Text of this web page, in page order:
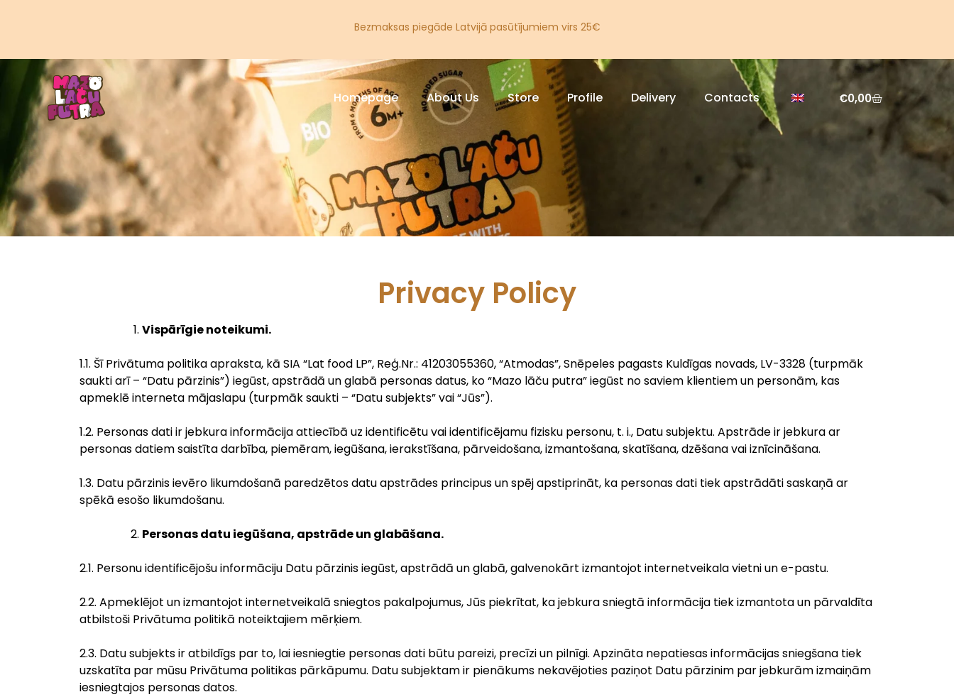
Bezmaksas piegāde Latvijā pasūtījumiem virs 25€
Homepage About Us Store Profile Delivery Contacts €0,00
Privacy Policy
Vispārīgie noteikumi.
1.1. Šī Privātuma politika apraksta, kā SIA “Lat food LP”, Reģ.Nr.: 41203055360, “Atmodas”, Snēpeles pagasts Kuldīgas novads, LV-3328 (turpmāk
saukti arī – “Datu pārzinis”) iegūst, apstrādā un glabā personas datus, ko “Mazo lāču putra” iegūst no saviem klientiem un personām, kas
apmeklē interneta mājaslapu (turpmāk saukti – “Datu subjekts” vai “Jūs”).
1.2. Personas dati ir jebkura informācija attiecībā uz identificētu vai identificējamu fizisku personu, t. i., Datu subjektu. Apstrāde ir jebkura ar
personas datiem saistīta darbība, piemēram, iegūšana, ierakstīšana, pārveidošana, izmantošana, skatīšana, dzēšana vai iznīcināšana.
1.3. Datu pārzinis ievēro likumdošanā paredzētos datu apstrādes principus un spēj apstiprināt, ka personas dati tiek apstrādāti saskaņā ar
spēkā esošo likumdošanu.
Personas datu iegūšana, apstrāde un glabāšana.
2.1. Personu identificējošu informāciju Datu pārzinis iegūst, apstrādā un glabā, galvenokārt izmantojot internetveikala vietni un e-pastu.
2.2. Apmeklējot un izmantojot internetveikalā sniegtos pakalpojumus, Jūs piekrītat, ka jebkura sniegtā informācija tiek izmantota un pārvaldīta
atbilstoši Privātuma politikā noteiktajiem mērķiem.
2.3. Datu subjekts ir atbildīgs par to, lai iesniegtie personas dati būtu pareizi, precīzi un pilnīgi. Apzināta nepatiesas informācijas sniegšana tiek
uzskatīta par mūsu Privātuma politikas pārkāpumu. Datu subjektam ir pienākums nekavējoties paziņot Datu pārzinim par jebkurām izmaiņām
iesniegtajos personas datos.